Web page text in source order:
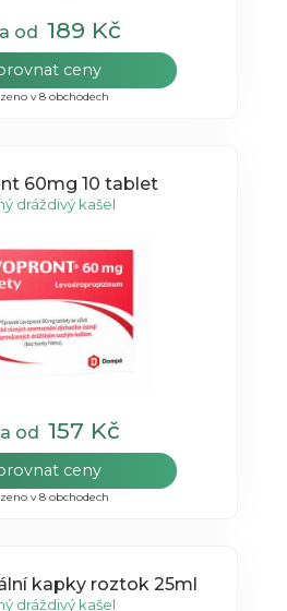
od 189 Kč
ceny
v 8 obchodech
60mg 10 tablet
dráždivý kašel
od 157 Kč
ceny
v 8 obchodech
kapky roztok 25ml
dráždivý kašel